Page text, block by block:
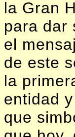
la Gran
para dar
el
de este
la
entidad
que